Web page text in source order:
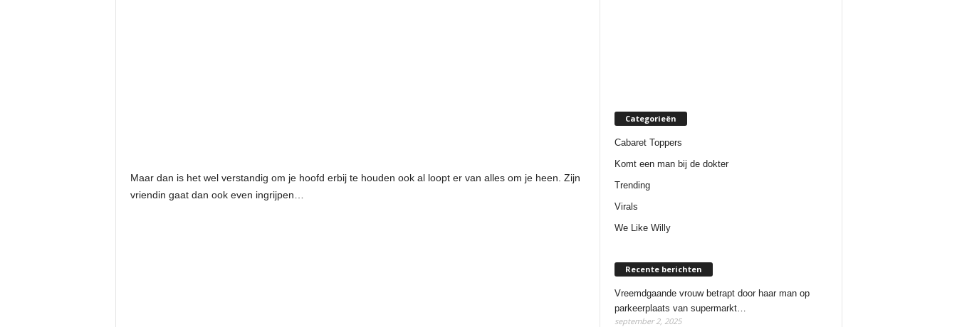
Maar dan is het wel verstandig om je hoofd erbij te houden ook al loopt er van alles om je heen. Zijn
vriendin gaat dan ook even ingrijpen…
Categorieën
Cabaret Toppers
Komt een man bij de dokter
Trending
Virals
We Like Willy
Recente berichten
Vreemdgaande vrouw betrapt door haar man op
parkeerplaats van supermarkt…
september 2, 2025